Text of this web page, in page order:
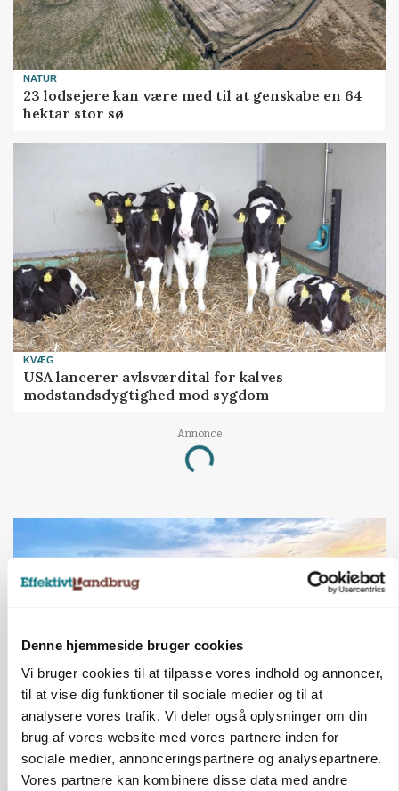
Denne hjemmeside bruger cookies
Vi bruger cookies til at tilpasse vores indhold og annoncer,
til at vise dig funktioner til sociale medier og til at
analysere vores trafik. Vi deler også oplysninger om din
brug af vores website med vores partnere inden for
sociale medier, annonceringspartnere og analysepartnere.
Vores partnere kan kombinere disse data med andre
NATUR
23 lodsejere kan være med til at genskabe en 64
hektar stor sø
KVÆG
USA lancerer avlsværdital for kalves
modstandsdygtighed mod sygdom
Annonce
Loading...
LÆSERBREVE
Debat: Slutspillet for dansk landbrug er i gang